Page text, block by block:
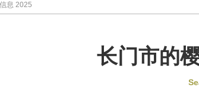
息 2025
长门市的